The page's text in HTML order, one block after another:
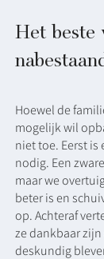
Het beste
Hoewel de
mogelijk wil
niet toe. Eerst
nodig. Een
maar we
beter is en
op. Achteraf
ze dankbaar
deskundig